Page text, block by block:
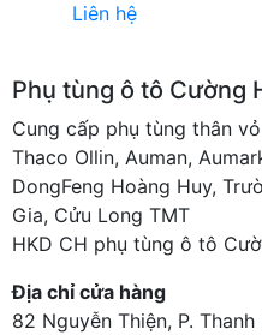
Liên hệ
Phụ tùng ô tô Cường
Cung cấp phụ tùng thân
Thaco Ollin, Auman,
DongFeng Hoàng Huy,
Gia, Cửu Long TMT
HKD CH phụ tùng ô tô
Địa chỉ cửa hàng
82 Nguyễn Thiện, P.